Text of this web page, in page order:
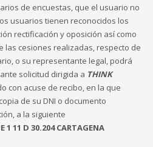
de encuestas, que el usuario no
usuarios tienen reconocidos los
rectificación y oposición así como
las cesiones realizadas, respecto de
o su representante legal, podrá
solicitud dirigida a THINK
con acuse de recibo, en la que
de su DNI o documento
a la siguiente
1 11 D 30.204 CARTAGENA